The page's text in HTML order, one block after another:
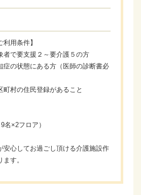
利用条件】
者で要支援２～要介護５の方
症の状態にある方（医師の診断書必
町村の住民登録があること
名×2フロア）
安心してお過ごし頂ける介護施設作
す。